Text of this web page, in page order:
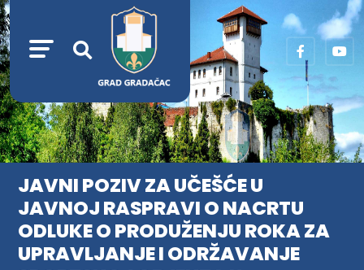
JAVNI POZIV ZA UČEŠĆE U
JAVNOJ RASPRAVI O NACRTU
ODLUKE O PRODUŽENJU ROKA ZA
UPRAVLJANJE I ODRŽAVANJE